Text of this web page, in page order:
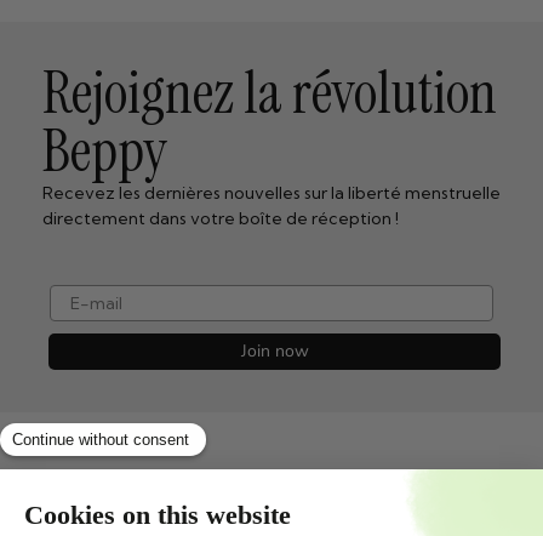
Rejoignez la révolution
Beppy
Recevez les dernières nouvelles sur la liberté menstruelle
directement dans votre boîte de réception !
e-mail
Join now
Shopservice